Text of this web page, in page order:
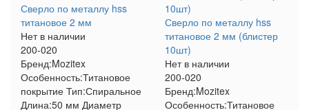
Сверло по металлу hss
титановое 2 мм
Нет в наличии
200-020
Бренд:Mozitex
Особенность:Титановое
покрытие Тип:Спиральное
Длина:50 мм Диаметр
Сверло по металлу hss
титановое 2 мм (блистер
10шт)
Нет в наличии
200-020
Бренд:Mozitex
Особенность:Титановое